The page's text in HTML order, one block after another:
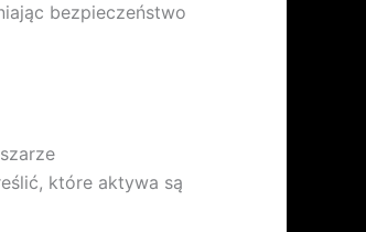
bezpieczeństwo
które aktywa są